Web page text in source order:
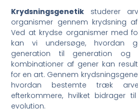
Krydsningsgenetik studerer
organismer gennem krydsning
Ved at krydse organismer med
kan vi undersøge, hvordan
generation til generation og
kombinationer af gener kan
for en art. Gennem
hvordan bestemte træk
efterkommere, hvilket bidrager
evolution.